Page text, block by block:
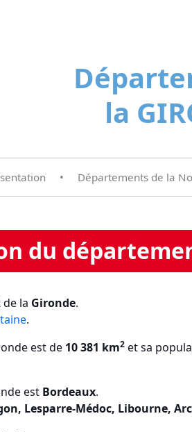
la
• Départements de la
du
la Gironde.
.
est de 10 381 km2 et sa
est Bordeaux.
Lesparre-Médoc, Libourne,